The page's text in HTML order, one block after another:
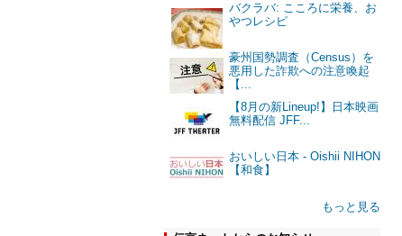
バクラバ: こころに栄養、お
やつレシピ
豪州国勢調査（Census）を
悪用した詐欺への注意喚起
【...
【8月の新Lineup!】日本映画
無料配信 JFF...
おいしい日本 - Oishii NIHON
【和食】
もっと見る